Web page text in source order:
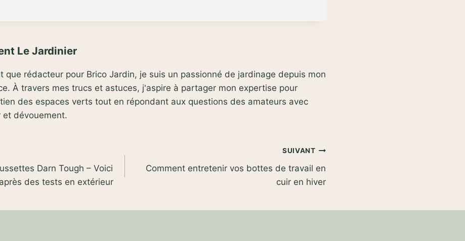
Le Jardinier
que rédacteur pour Brico Jardin, je suis un passionné de jardinage depuis mon
À travers mes trucs et astuces, j'aspire à partager mon expertise pour
des espaces verts tout en répondant aux questions des amateurs avec
et dévouement.
Darn Tough – Voici
des tests en extérieur
SUIVANT
Comment entretenir vos bottes de travail en
cuir en hiver